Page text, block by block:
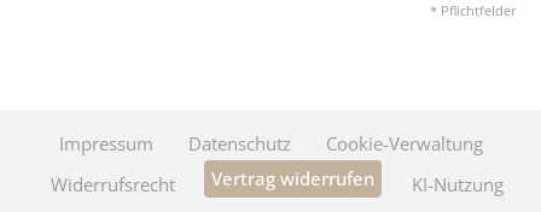
* Pflichtfelder
Impressum Datenschutz
Cookie-Verwaltung
Widerrufsrecht
Vertrag widerrufen KI-Nutzung